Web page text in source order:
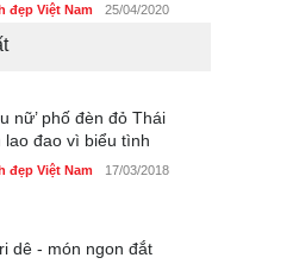
đẹp Việt Nam 25/04/2020
đẹp Việt Nam 24/04/2020
món ăn đồng quê
nữ’ phố đèn đỏ Thái
lao đao vì biểu tình
đẹp Việt Nam 17/03/2018
dê - món ngon đắt